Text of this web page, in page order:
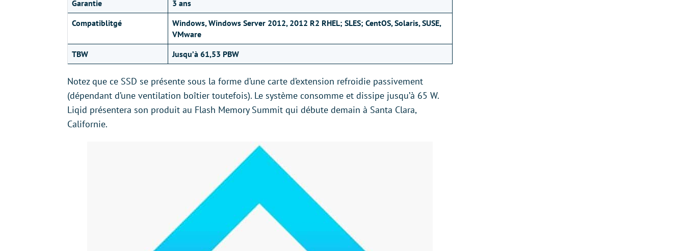
Garantie
3 ans
Compatiblitgé
Windows, Windows Server 2012, 2012 R2 RHEL; SLES; CentOS, Solaris, SUSE,
VMware
TBW
Jusqu’à 61,53 PBW
Notez que ce SSD se présente sous la forme d’une carte d’extension refroidie passivement
(dépendant d’une ventilation boîtier toutefois). Le système consomme et dissipe jusqu’à 65 W.
Liqid présentera son produit au Flash Memory Summit qui débute demain à Santa Clara,
Californie.